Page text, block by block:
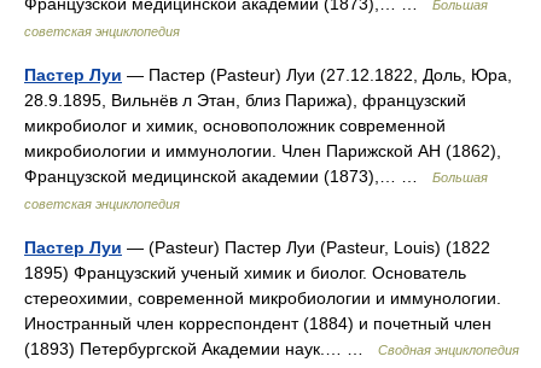
Большая
советская энциклопедия
Пастер Луи — Пастер (Pasteur) Луи (27.12.1822, Доль, Юра,
28.9.1895, Вильнёв л Этан, близ Парижа), французский
микробиолог и химик, основоположник современной
микробиологии и иммунологии. Член Парижской АН (1862),
Французской медицинской академии (1873),… …
Большая
советская энциклопедия
Пастер Луи — (Pasteur) Пастер Луи (Pasteur, Louis) (1822
1895) Французский ученый химик и биолог. Основатель
стереохимии, современной микробиологии и иммунологии.
Иностранный член корреспондент (1884) и почетный член
(1893) Петербургской Академии наук.… …
Сводная энциклопедия